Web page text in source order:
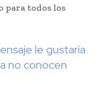
para todos los
le gustaría
no conocen